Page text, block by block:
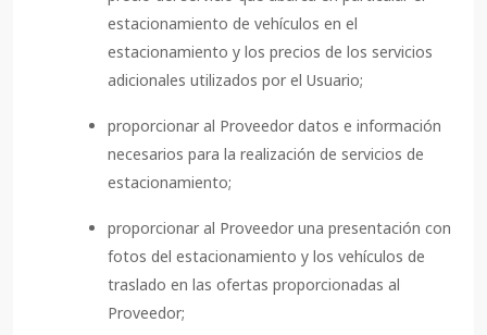
estacionamiento de vehículos en el
estacionamiento y los precios de los servicios
adicionales utilizados por el Usuario;
proporcionar al Proveedor datos e información
necesarios para la realización de servicios de
estacionamiento;
proporcionar al Proveedor una presentación con
fotos del estacionamiento y los vehículos de
traslado en las ofertas proporcionadas al
Proveedor;